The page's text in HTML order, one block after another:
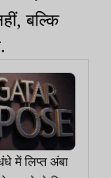
बल्कि
में लिप्त अंबा